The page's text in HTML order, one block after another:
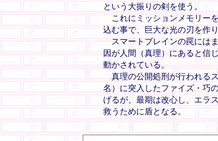
という大振りの剣を使う。
これにミッションメモリー
込む事で、巨大な光の刃を作
スマートブレインの罠には
因が人間（真理）にあると信
動かされている。
真理の公開処刑が行われる
名）に突入したファイズ・巧
げるが、最期は改心し、エラ
救うために盾となる。